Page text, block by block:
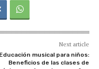
Next article
Educación musical para niños:
Beneficios de las clases de